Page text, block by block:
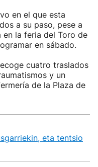
en el que esta
a su paso, pese a
la feria del Toro de
en sábado.
cuatro traslados
y un
de la Plaza de
eta tentsio